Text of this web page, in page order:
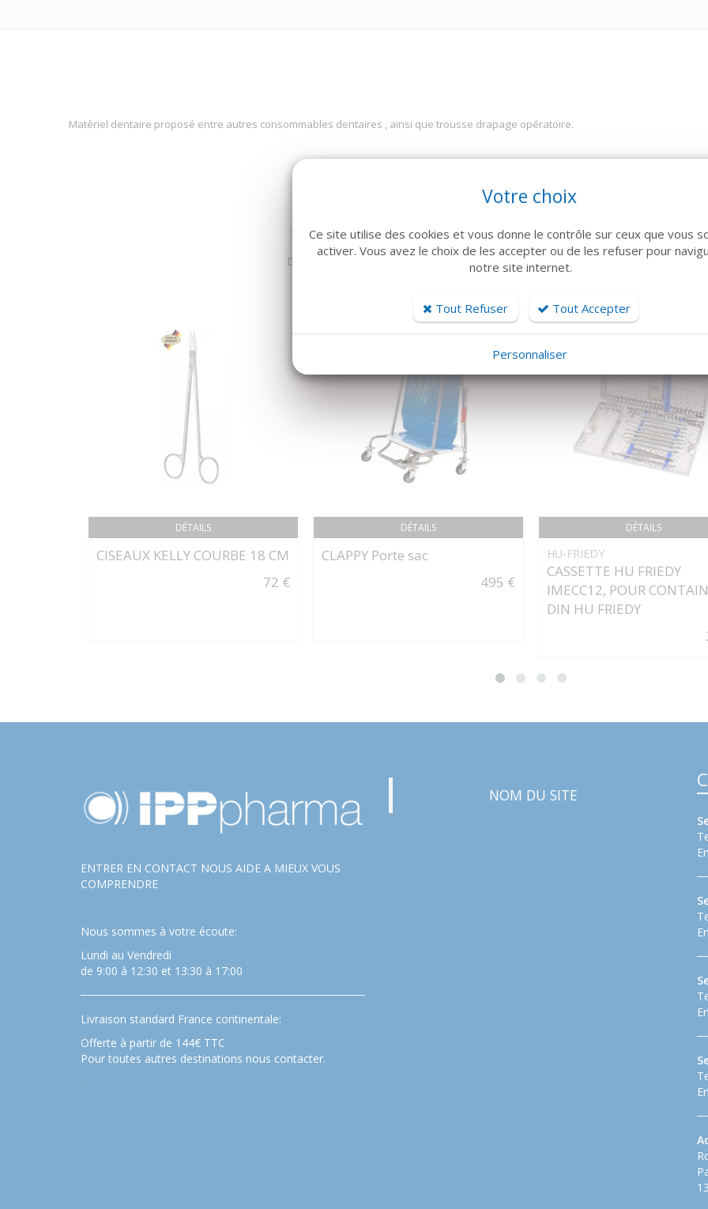
Matériel dentaire proposé entre autres consommables dentaires , ainsi que trousse drapage opératoire.
ARTICLES CONNEXES
Dans la même famille de produits, découvrez également ces produits plébiscités
DÉTAILS
CISEAUX KELLY COURBE 18 CM
72 €
DÉTAILS
CLAPPY Porte sac
495 €
DÉTAILS
HU-FRIEDY
CASSETTE HU FRIEDY
IMECC12, POUR
DIN HU FRIEDY
ENTRER EN CONTACT NOUS AIDE A MIEUX VOUS
COMPRENDRE
Nous sommes à votre écoute:
Lundi au Vendredi
de 9:00 à 12:30 et 13:30 à 17:00
Livraison standard France continentale:
Offerte à partir de 144€ TTC
Pour toutes autres destinations nous contacter.
…
NOM DU SITE
Votre choix
Ce site utilise des cookies et vous donne le contrôle sur ceux que vous
activer. Vous avez le choix de les accepter ou de les refuser pour
notre site internet.
Tout Refuser Tout Accepter
Personnaliser